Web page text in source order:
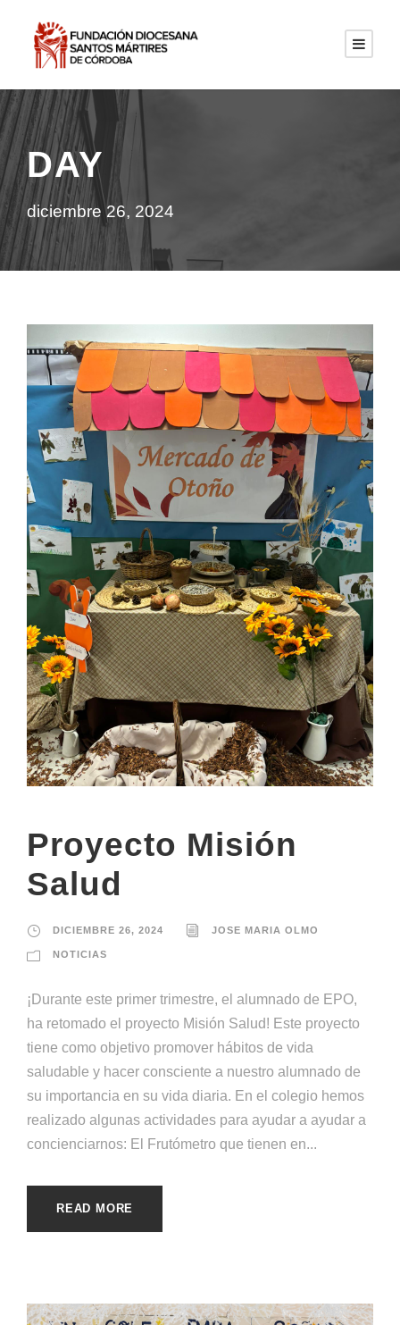
DAY
diciembre 26, 2024
Proyecto Misión
Salud
DICIEMBRE 26, 2024 JOSE MARIA OLMO
NOTICIAS
¡Durante este primer trimestre, el alumnado de EPO,
ha retomado el proyecto Misión Salud! Este proyecto
tiene como objetivo promover hábitos de vida
saludable y hacer consciente a nuestro alumnado de
su importancia en su vida diaria. En el colegio hemos
realizado algunas actividades para ayudar a ayudar a
concienciarnos: El Frutómetro que tienen en...
READ MORE